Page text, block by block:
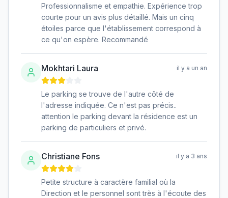
Professionnalisme et empathie. Expérience trop
courte pour un avis plus détaillé. Mais un cinq
étoiles parce que l'établissement correspond à
ce qu'on espère. Recommandé
Mokhtari Laura il y a un an
Le parking se trouve de l'autre côté de
l'adresse indiquée. Ce n'est pas précis..
attention le parking devant la résidence est un
parking de particuliers et privé.
Christiane Fons il y a 3 ans
Petite structure à caractère familial où la
Direction et le personnel sont très à l'écoute des